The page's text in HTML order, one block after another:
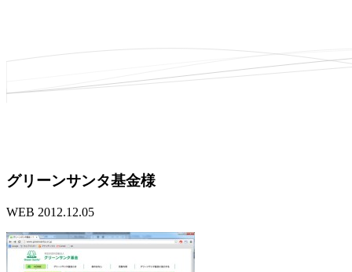
グリーンサンタ基金様
WEB 2012.12.05